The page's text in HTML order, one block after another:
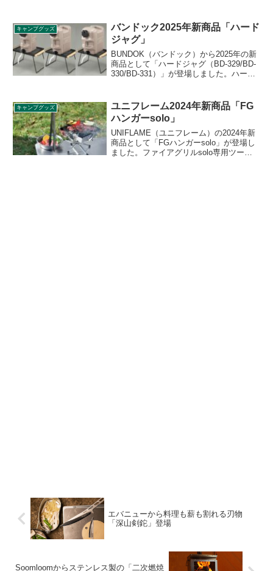
にくいシルナイロン製です。詳細をレビ
ューします。
キャンプグッズ
バンドック2025年新商品「ハード
ジャグ」
BUNDOK（バンドック）から2025年の新
商品として「ハードジャグ（BD-329/BD-
330/BD-331）」が登場しました。ハード
のでお手入れもらくらくです。ノズル付
で用途によってコック、ノズルで水を注
げます。詳細をレビューします。
キャンプグッズ
ユニフレーム2024年新商品「FG
ハンガーsolo」
UNIFLAME（ユニフレーム）の2024年新
商品として「FGハンガーsolo」が登場し
ました。ファイアグリルsolo専用ツール
エバニューから料理も薪も割れる刃物
「深山剣鉈」登場
Soomloomからステンレス製の「二次燃焼